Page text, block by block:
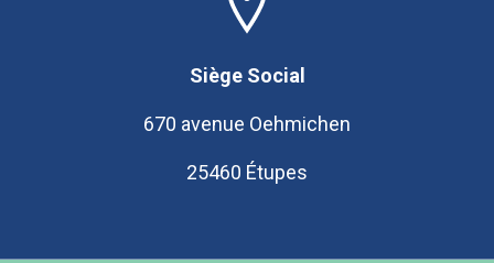
Siège Social
670 avenue Oehmichen
25460 Étupes